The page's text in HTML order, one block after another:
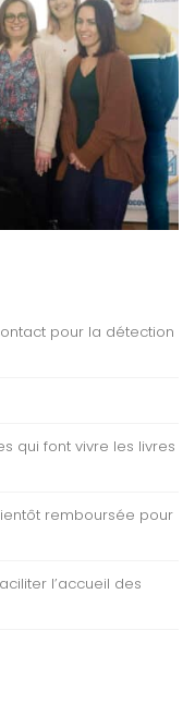
pour la détection
qui font vivre les livres
remboursée pour
l’accueil des